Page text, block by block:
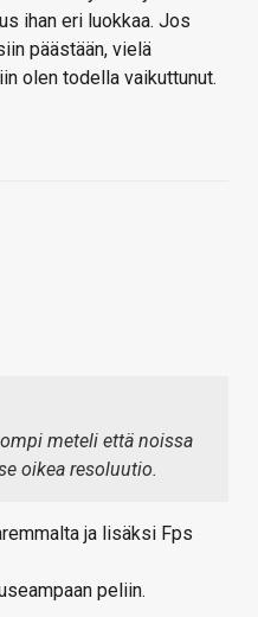
ihan eri luokkaa. Jos
päästään, vielä
olen todella vaikuttunut.
meteli että noissa
oikea resoluutio.
ja lisäksi Fps
peliin.